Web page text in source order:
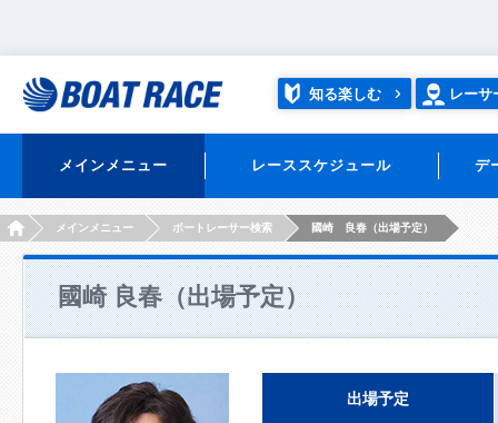
知る楽しむ レーサ
メインメニュー レーススケジュール デ
HOMEメインメニュー ボートレーサー検索 國崎 良春（出場予定）
國崎 良春（出場予定）
出場予定